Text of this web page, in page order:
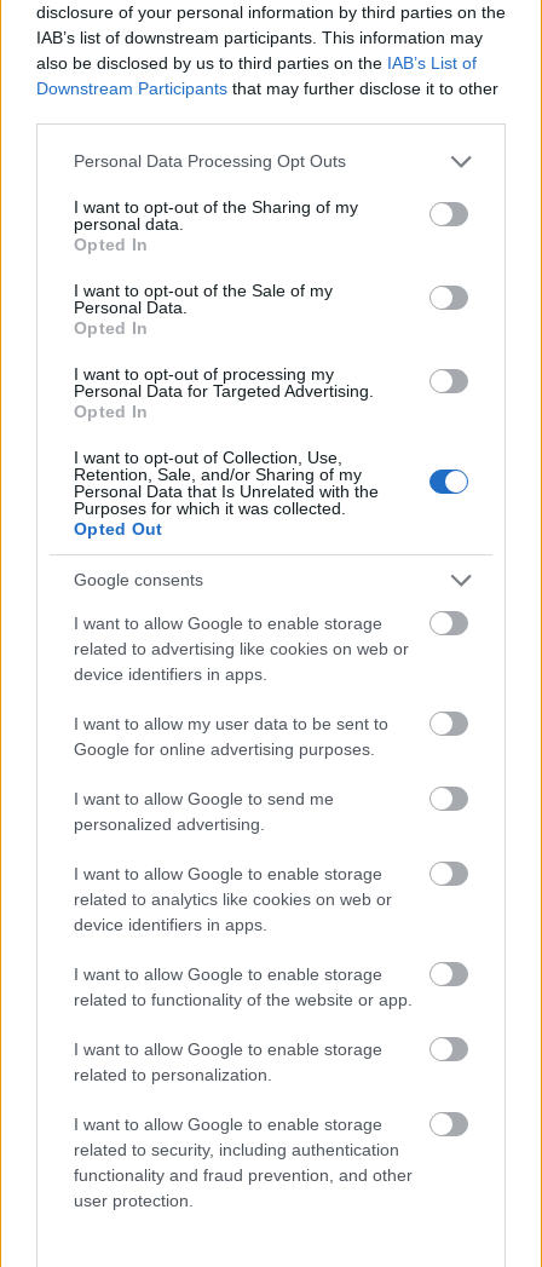
disclosure of your personal information by third parties on the
IAB’s list of downstream participants. This information may
also be disclosed by us to third parties on the IAB’s List of
Downstream Participants that may further disclose it to other
Please note that this website/app uses one or more Google
not limited to your visit or usage behaviour. You may click to
grant or deny consent to Google and its third-party tags to
use your data for below specified purposes in below Google
consent section.
Personal Data Processing Opt Outs
I want to opt-out of the Sharing of my
personal data.
Opted In
I want to opt-out of the Sale of my
Personal Data.
Opted In
I want to opt-out of processing my
Personal Data for Targeted Advertising.
Opted In
I want to opt-out of Collection, Use,
Retention, Sale, and/or Sharing of my
Personal Data that Is Unrelated with the
Purposes for which it was collected.
Opted Out
Google consents
I want to allow Google to enable storage
related to advertising like cookies on web or
device identifiers in apps.
I want to allow my user data to be sent to
Google for online advertising purposes.
I want to allow Google to send me
personalized advertising.
I want to allow Google to enable storage
related to analytics like cookies on web or
device identifiers in apps.
I want to allow Google to enable storage
related to functionality of the website or app.
I want to allow Google to enable storage
related to personalization.
I want to allow Google to enable storage
related to security, including authentication
functionality and fraud prevention, and other
user protection.
A járművet védő kapuk
Az ideiglenes menetrend csak óránként egy vonatot
ír, így egy órás kényszerű hódmezővásárhelyi
programot kaptunk. de nem csak mi
bosszankodtunk, rajtunk kívül sokan mások is csak
próba-utasok voltak, így csalódottan álltak a borult,
hűvös időben, várva a következő járat indulását.
Ráadásul a vonatvezető a szerelvényt lezárta, így
csak a peron maradt...
Hódmezővásárhely nem túl attraktív
...és meglehetősen régimódi peronjai